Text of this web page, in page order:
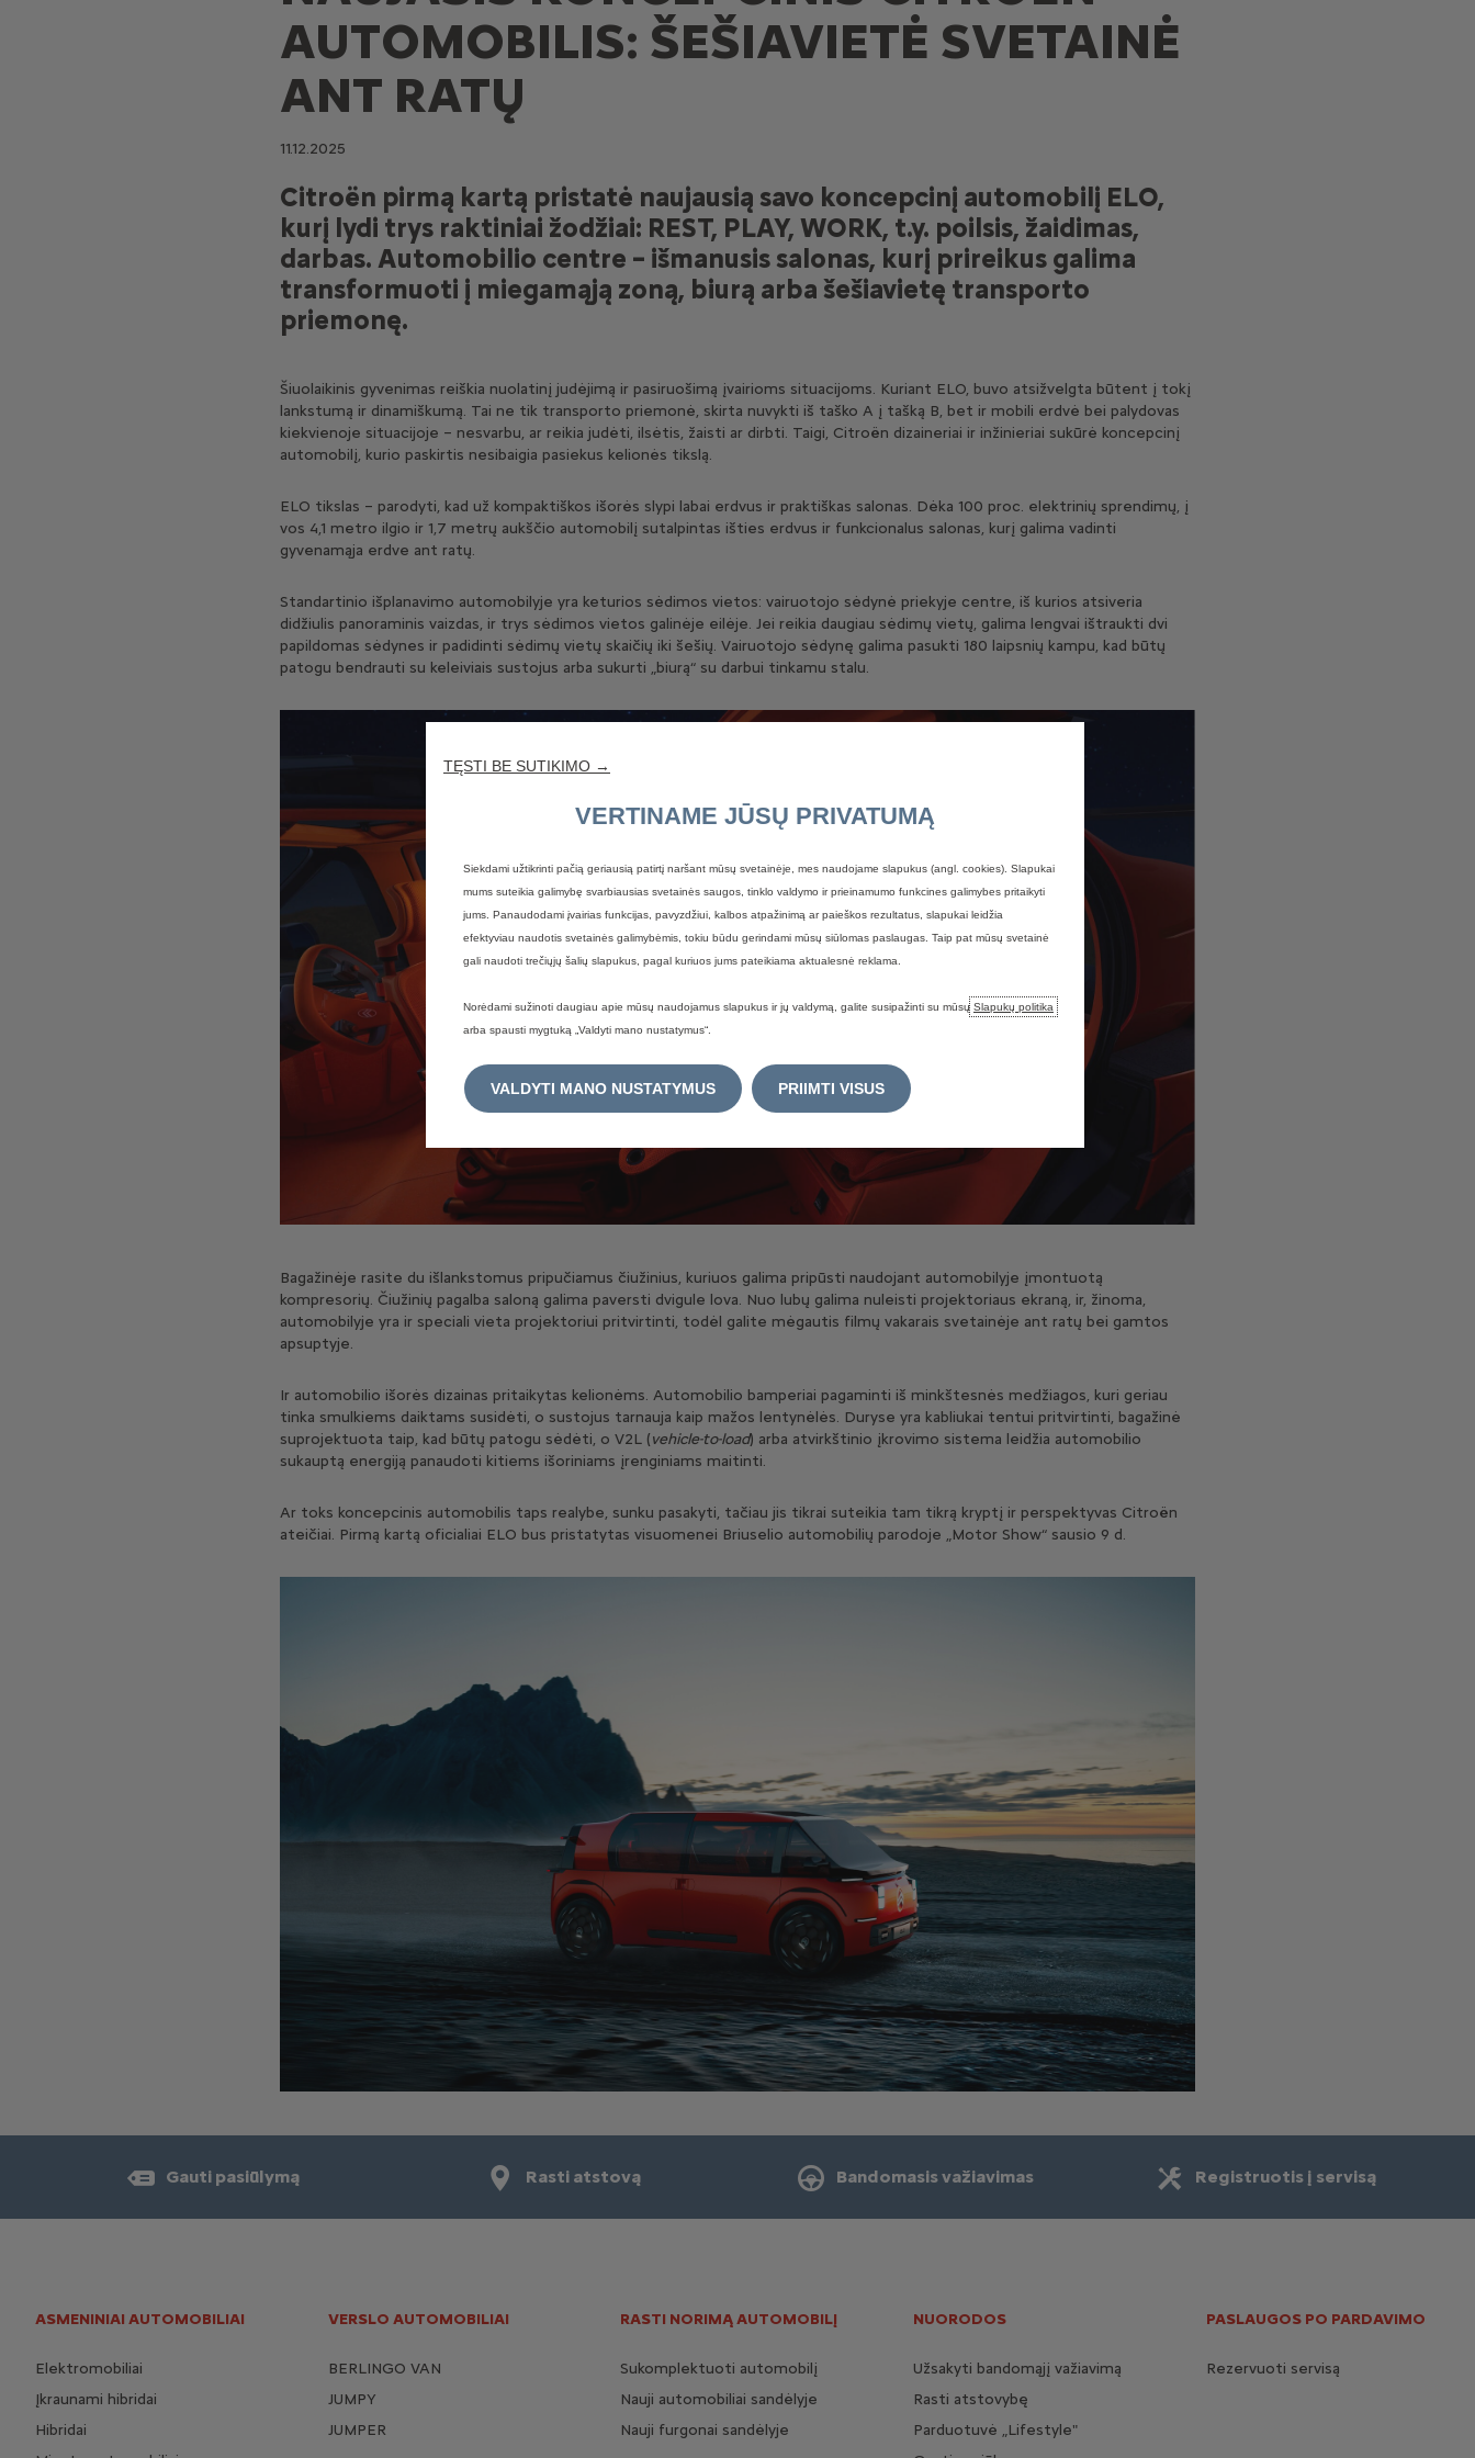
AUTOMOBILIS: ŠEŠIAVIETĖ SVETAINĖ
ANT RATŲ
11.12.2025
Citroën pirmą kartą pristatė naujausią savo koncepcinį automobilį ELO,
kurį lydi trys raktiniai žodžiai: REST, PLAY, WORK, t.y. poilsis, žaidimas,
darbas. Automobilio centre – išmanusis salonas, kurį prireikus galima
transformuoti į miegamąją zoną, biurą arba šešiavietę transporto
priemonę.
Šiuolaikinis gyvenimas reiškia nuolatinį judėjimą ir pasiruošimą įvairioms situacijoms. Kuriant ELO, buvo atsižvelgta būtent į tokį
lankstumą ir dinamiškumą. Tai ne tik transporto priemonė, skirta nuvykti iš taško A į tašką B, bet ir mobili erdvė bei palydovas
kiekvienoje situacijoje – nesvarbu, ar reikia judėti, ilsėtis, žaisti ar dirbti. Taigi, Citroën dizaineriai ir inžinieriai sukūrė koncepcinį
automobilį, kurio paskirtis nesibaigia pasiekus kelionės tikslą.
ELO tikslas – parodyti, kad už kompaktiškos išorės slypi labai erdvus ir praktiškas salonas. Dėka 100 proc. elektrinių sprendimų, į
vos 4,1 metro ilgio ir 1,7 metrų aukščio automobilį sutalpintas išties erdvus ir funkcionalus salonas, kurį galima vadinti
gyvenamąja erdve ant ratų.
Standartinio išplanavimo automobilyje yra keturios sėdimos vietos: vairuotojo sėdynė priekyje centre, iš kurios atsiveria
didžiulis panoraminis vaizdas, ir trys sėdimos vietos galinėje eilėje. Jei reikia daugiau sėdimų vietų, galima lengvai ištraukti dvi
papildomas sėdynes ir padidinti sėdimų vietų skaičių iki šešių. Vairuotojo sėdynę galima pasukti 180 laipsnių kampu, kad būtų
patogu bendrauti su keleiviais sustojus arba sukurti „biurą“ su darbui tinkamu stalu.
Bagažinėje rasite du išlankstomus pripučiamus čiužinius, kuriuos galima pripūsti naudojant automobilyje įmontuotą
kompresorių. Čiužinių pagalba saloną galima paversti dvigule lova. Nuo lubų galima nuleisti projektoriaus ekraną, ir, žinoma,
automobilyje yra ir speciali vieta projektoriui pritvirtinti, todėl galite mėgautis filmų vakarais svetainėje ant ratų bei gamtos
apsuptyje.
Ir automobilio išorės dizainas pritaikytas kelionėms. Automobilio bamperiai pagaminti iš minkštesnės medžiagos, kuri geriau
tinka smulkiems daiktams susidėti, o sustojus tarnauja kaip mažos lentynėlės. Duryse yra kabliukai tentui pritvirtinti, bagažinė
suprojektuota taip, kad būtų patogu sėdėti, o V2L (vehicle-to-load) arba atvirkštinio įkrovimo sistema leidžia automobilio
sukauptą energiją panaudoti kitiems išoriniams įrenginiams maitinti.
Ar toks koncepcinis automobilis taps realybe, sunku pasakyti, tačiau jis tikrai suteikia tam tikrą kryptį ir perspektyvas Citroën
ateičiai. Pirmą kartą oficialiai ELO bus pristatytas visuomenei Briuselio automobilių parodoje „Motor Show“ sausio 9 d.
Gauti pasiūlymą Rasti atstovą Bandomasis važiavimas Registruotis į servisą
ASMENINIAI AUTOMOBILIAI
Elektromobiliai
Įkraunami hibridai
Hibridai
VERSLO AUTOMOBILIAI
BERLINGO VAN
JUMPY
JUMPER
RASTI NORIMĄ AUTOMOBILĮ
Sukomplektuoti automobilį
Nauji automobiliai sandėlyje
Nauji furgonai sandėlyje
NUORODOS
Užsakyti bandomąjį važiavimą
Rasti atstovybę
Parduotuvė „Lifestyle"
PASLAUGOS PO PARDAVIMO
Rezervuoti servisą
TĘSTI BE SUTIKIMO →
VERTINAME JŪSŲ PRIVATUMĄ
Siekdami užtikrinti pačią geriausią patirtį naršant mūsų svetainėje, mes naudojame slapukus (angl. cookies). Slapukai
mums suteikia galimybę svarbiausias svetainės saugos, tinklo valdymo ir prieinamumo funkcines galimybes pritaikyti
jums. Panaudodami įvairias funkcijas, pavyzdžiui, kalbos atpažinimą ar paieškos rezultatus, slapukai leidžia
efektyviau naudotis svetainės galimybėmis, tokiu būdu gerindami mūsų siūlomas paslaugas. Taip pat mūsų svetainė
gali naudoti trečiųjų šalių slapukus, pagal kuriuos jums pateikiama aktualesnė reklama.
Norėdami sužinoti daugiau apie mūsų naudojamus slapukus ir jų valdymą, galite susipažinti su mūsų Slapukų politika
arba spausti mygtuką „Valdyti mano nustatymus“.
VALDYTI MANO NUSTATYMUS PRIIMTI VISUS